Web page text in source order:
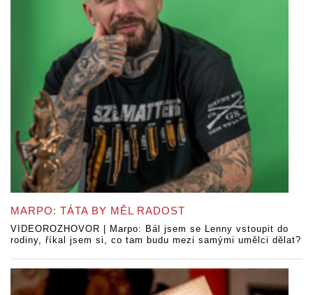
MARPO: TÁTA BY MĚL RADOST
VIDEOROZHOVOR | Marpo: Bál jsem se Lenny vstoupit do
rodiny, říkal jsem si, co tam budu mezi samými umělci dělat?